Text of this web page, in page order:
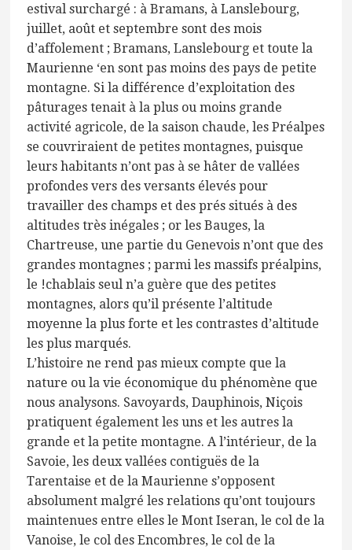
estival surchargé : à Bramans, à Lanslebourg,
juillet, août et septembre sont des mois
d’affolement ; Bramans, Lanslebourg et toute la
Maurienne ‘en sont pas moins des pays de petite
montagne. Si la différence d’exploitation des
pâturages tenait à la plus ou moins grande
activité agricole, de la saison chaude, les Préalpes
se couvriraient de petites montagnes, puisque
leurs habitants n’ont pas à se hâter de vallées
profondes vers des versants élevés pour
travailler des champs et des prés situés à des
altitudes très inégales ; or les Bauges, la
Chartreuse, une partie du Genevois n’ont que des
grandes montagnes ; parmi les massifs préalpins,
le !chablais seul n’a guère que des petites
montagnes, alors qu’il présente l’altitude
moyenne la plus forte et les contrastes d’altitude
les plus marqués.
L’histoire ne rend pas mieux compte que la
nature ou la vie économique du phénomène que
nous analysons. Savoyards, Dauphinois, Niçois
pratiquent également les uns et les autres la
grande et la petite montagne. A l’intérieur, de la
Savoie, les deux vallées contiguës de la
Tarentaise et de la Maurienne s’opposent
absolument malgré les relations qu’ont toujours
maintenues entre elles le Mont Iseran, le col de la
Vanoise, le col des Encombres, le col de la